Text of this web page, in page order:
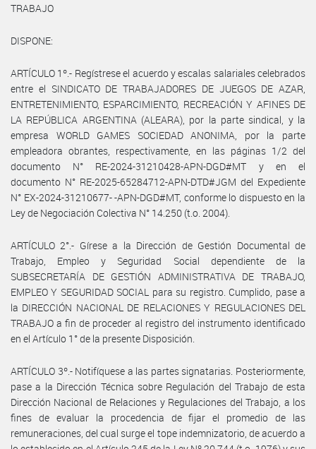
TRABAJO
DISPONE:
ARTÍCULO 1º.- Regístrese el acuerdo y escalas salariales celebrados
entre el SINDICATO DE TRABAJADORES DE JUEGOS DE AZAR,
ENTRETENIMIENTO, ESPARCIMIENTO, RECREACIÓN Y AFINES DE
LA REPÚBLICA ARGENTINA (ALEARA), por la parte sindical, y la
empresa WORLD GAMES SOCIEDAD ANONIMA, por la parte
empleadora obrantes, respectivamente, en las páginas 1/2 del
documento N° RE-2024-31210428-APN-DGD#MT y en el
documento N° RE-2025-65284712-APN-DTD#JGM del Expediente
N° EX­-2024-31210677- -APN-DGD#MT, conforme lo dispuesto en la
Ley de Negociación Colectiva N° 14.250 (t.o. 2004).
ARTÍCULO 2°.- Gírese a la Dirección de Gestión Documental de
Trabajo, Empleo y Seguridad Social dependiente de la
SUBSECRETARÍA DE GESTIÓN ADMINISTRATIVA DE TRABAJO,
EMPLEO Y SEGURIDAD SOCIAL para su registro. Cumplido, pase a
la DIRECCIÓN NACIONAL DE RELACIONES Y REGULACIONES DEL
TRABAJO a fin de proceder al registro del instrumento identificado
en el Artículo 1° de la presente Disposición.
ARTÍCULO 3º.- Notifíquese a las partes signatarias. Posteriormente,
pase a la Dirección Técnica sobre Regulación del Trabajo de esta
Dirección Nacional de Relaciones y Regulaciones del Trabajo, a los
fines de evaluar la procedencia de fijar el promedio de las
remuneraciones, del cual surge el tope indemnizatorio, de acuerdo a